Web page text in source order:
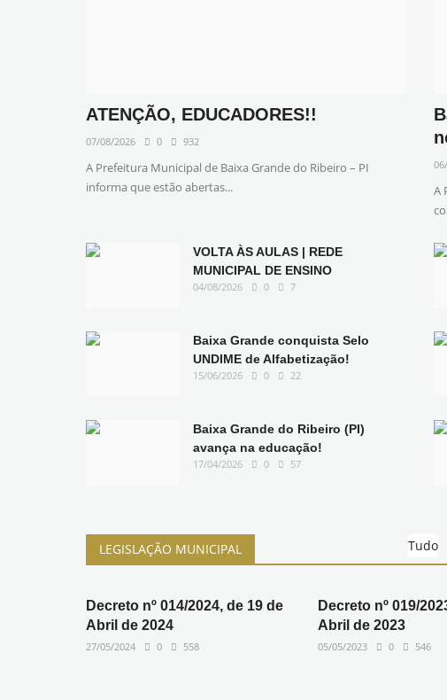
ATENÇÃO, EDUCADORES!!
07/08/2026 0 932
A Prefeitura Municipal de Baixa Grande do Ribeiro – PI
informa que estão abertas...
A
VOLTA ÀS AULAS | REDE
MUNICIPAL DE ENSINO
04/08/2026 0 7
Baixa Grande conquista Selo
UNDIME de Alfabetização!
15/06/2026 0 22
Baixa Grande do Ribeiro (PI)
avança na educação!
17/04/2026 0 57
LEGISLAÇÃO MUNICIPAL Tudo
Decreto nº 014/2024, de 19 de
Abril de 2024
27/05/2024 0 558
Decreto nº 019/
Abril de 2023
05/05/2023 0 546